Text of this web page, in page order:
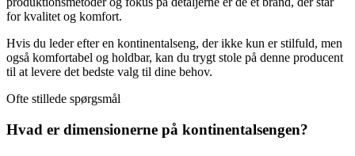
for kvalitet og komfort.
Hvis du leder efter en kontinentalseng, der ikke kun er stilfuld, men
også komfortabel og holdbar, kan du trygt stole på denne producent
til at levere det bedste valg til dine behov.
Ofte stillede spørgsmål
Hvad er dimensionerne på kontinentalsengen?